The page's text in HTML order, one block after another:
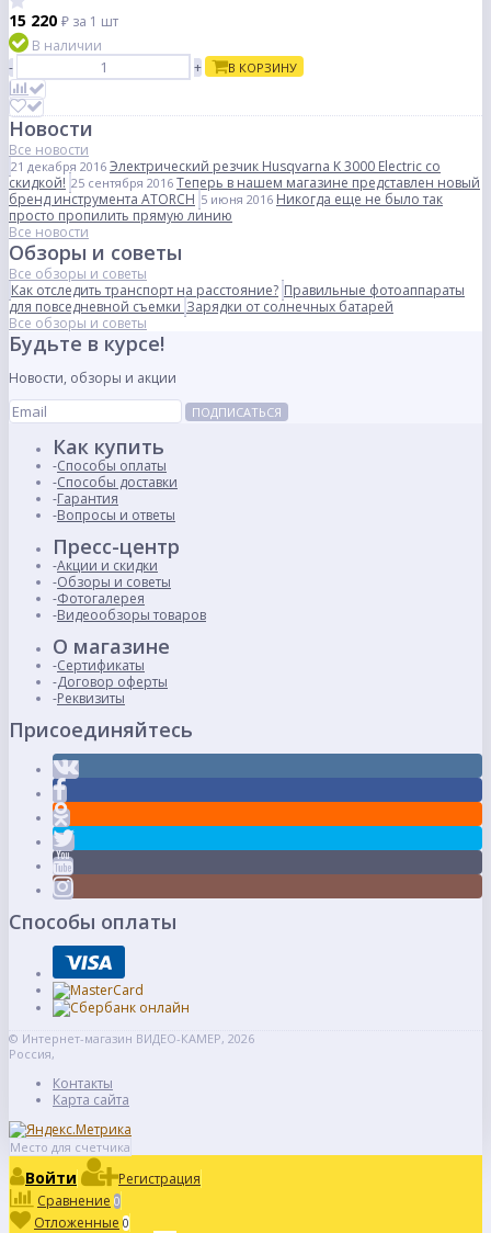
15 220 ₽ за 1 шт
В наличии
-
+ В КОРЗИНУ
Новости
Все новости
21 декабря 2016 Электрический резчик Husqvarna K 3000 Electric со
скидкой! 25 сентября 2016 Теперь в нашем магазине представлен новый
бренд инструмента ATORCH 5 июня 2016 Никогда еще не было так
просто пропилить прямую линию
Все новости
Обзоры и советы
Все обзоры и советы
Как отследить транспорт на расстояние? Правильные фотоаппараты
для повседневной съемки Зарядки от солнечных батарей
Все обзоры и советы
Будьте в курсе!
Новости, обзоры и акции
ПОДПИСАТЬСЯ
Как купить
Способы оплаты
Способы доставки
Гарантия
Вопросы и ответы
Пресс-центр
Акции и скидки
Обзоры и советы
Фотогалерея
Видеообзоры товаров
О магазине
Сертификаты
Договор оферты
Реквизиты
Присоединяйтесь
Способы оплаты
© Интернет-магазин ВИДЕО-КАМЕР, 2026
Россия,
Контакты
Карта сайта
Место для счетчика
Войти
Регистрация
Сравнение 0
Отложенные 0